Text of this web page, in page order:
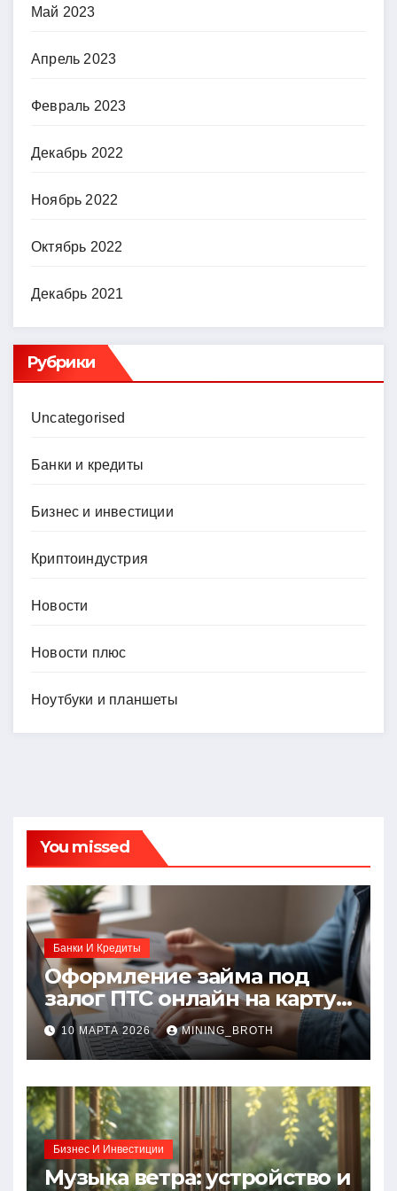
Май 2023
Апрель 2023
Февраль 2023
Декабрь 2022
Ноябрь 2022
Октябрь 2022
Декабрь 2021
Рубрики
Uncategorised
Банки и кредиты
Бизнес и инвестиции
Криптоиндустрия
Новости
Новости плюс
Ноутбуки и планшеты
You missed
Банки И Кредиты
Оформление займа под
залог ПТС онлайн на карту
без визита в офис: порядок,
требования и документы
10 МАРТА 2026 MINING_BROTH
Бизнес И Инвестиции
Музыка ветра: устройство и